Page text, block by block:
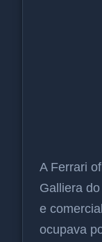
A Ferrari
Galliera
e
ocupava